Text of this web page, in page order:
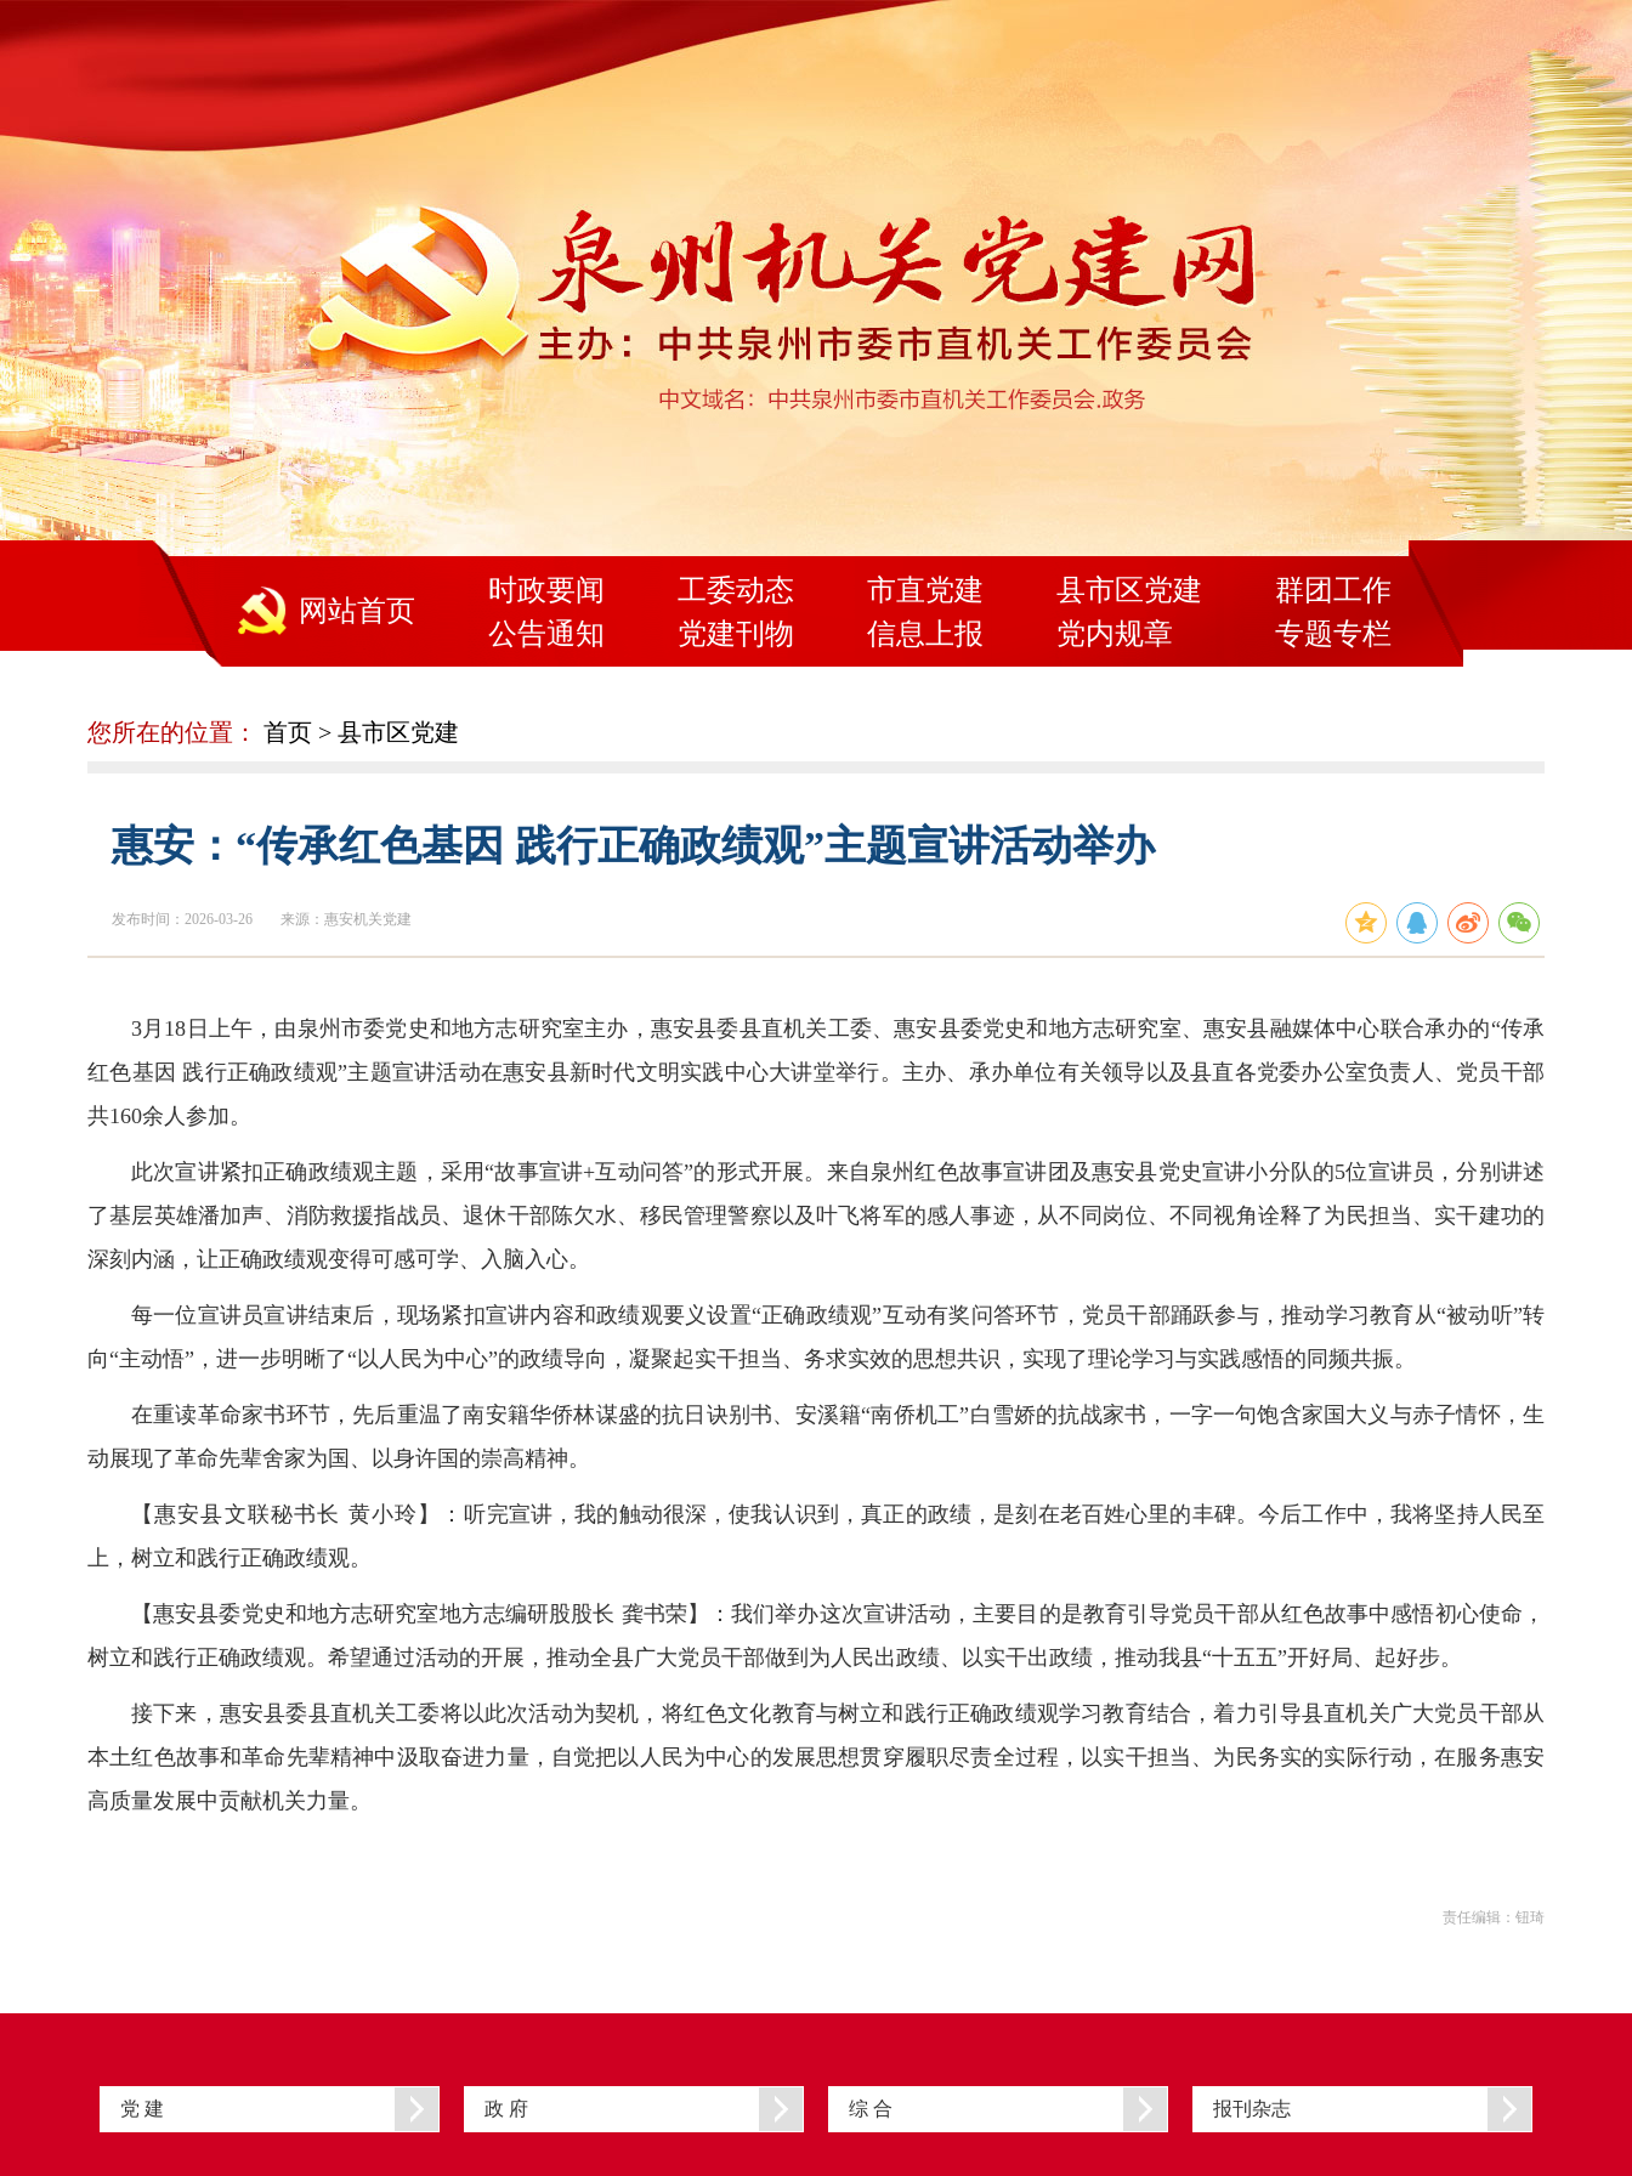
网站首页
时政要闻
公告通知
工委动态
党建刊物
市直党建
信息上报
县市区党建
党内规章
群团工作
专题专栏
您所在的位置： 首页 > 县市区党建
惠安：“传承红色基因 践行正确政绩观”主题宣讲活动举办
发布时间：2026-03-26 来源：惠安机关党建
3月18日上午，由泉州市委党史和地方志研究室主办，惠安县委县直机关工委、惠安县委党史和地方志研究室、惠安县融媒体中心联合承办的“传承
红色基因 践行正确政绩观”主题宣讲活动在惠安县新时代文明实践中心大讲堂举行。主办、承办单位有关领导以及县直各党委办公室负责人、党员干部
共160余人参加。
此次宣讲紧扣正确政绩观主题，采用“故事宣讲+互动问答”的形式开展。来自泉州红色故事宣讲团及惠安县党史宣讲小分队的5位宣讲员，分别讲述
了基层英雄潘加声、消防救援指战员、退休干部陈欠水、移民管理警察以及叶飞将军的感人事迹，从不同岗位、不同视角诠释了为民担当、实干建功的
深刻内涵，让正确政绩观变得可感可学、入脑入心。
每一位宣讲员宣讲结束后，现场紧扣宣讲内容和政绩观要义设置“正确政绩观”互动有奖问答环节，党员干部踊跃参与，推动学习教育从“被动听”转
向“主动悟”，进一步明晰了“以人民为中心”的政绩导向，凝聚起实干担当、务求实效的思想共识，实现了理论学习与实践感悟的同频共振。
在重读革命家书环节，先后重温了南安籍华侨林谋盛的抗日诀别书、安溪籍“南侨机工”白雪娇的抗战家书，一字一句饱含家国大义与赤子情怀，生
动展现了革命先辈舍家为国、以身许国的崇高精神。
【惠安县文联秘书长 黄小玲】： 听完宣讲，我的触动很深，使我认识到，真正的政绩，是刻在老百姓心里的丰碑。今后工作中，我将坚持人民至
上，树立和践行正确政绩观。
【惠安县委党史和地方志研究室地方志编研股股长 龚书荣】：我们举办这次宣讲活动，主要目的是教育引导党员干部从红色故事中感悟初心使命，
树立和践行正确政绩观。希望通过活动的开展，推动全县广大党员干部做到为人民出政绩、以实干出政绩，推动我县“十五五”开好局、起好步。
接下来，惠安县委县直机关工委将以此次活动为契机，将红色文化教育与树立和践行正确政绩观学习教育结合，着力引导县直机关广大党员干部从
本土红色故事和革命先辈精神中汲取奋进力量，自觉把以人民为中心的发展思想贯穿履职尽责全过程，以实干担当、为民务实的实际行动，在服务惠安
高质量发展中贡献机关力量。
责任编辑：钮琦
党 建 政 府 综 合 报刊杂志